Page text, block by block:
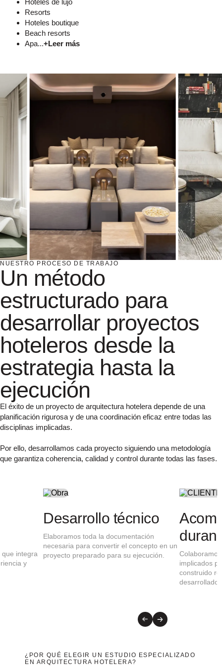
Hoteles de lujo
Resorts
Hoteles boutique
Beach resorts
Apa...+Leer más
NUESTRO PROCESO DE TRABAJO
Un método
estructurado para
desarrollar proyectos
hoteleros desde la
estrategia hasta la
ejecución
El éxito de un proyecto de arquitectura hotelera depende de una
planificación rigurosa y de una coordinación eficaz entre todas las
disciplinas implicadas.
Por ello, desarrollamos cada proyecto siguiendo una metodología
que garantiza coherencia, calidad y control durante todas las fases.
Análisis del proyecto
Estudiamos el edificio, el entorno y los
objetivos del cliente para identificar
oportunidades y definir la estrategia
arquitectónica más adecuada.
Concepto
Desarrollamos una
funcionalidad, identidad,
eficiencia operativa.
¿POR QUÉ ELEGIR UN ESTUDIO ESPECIALIZADO
EN ARQUITECTURA HOTELERA?